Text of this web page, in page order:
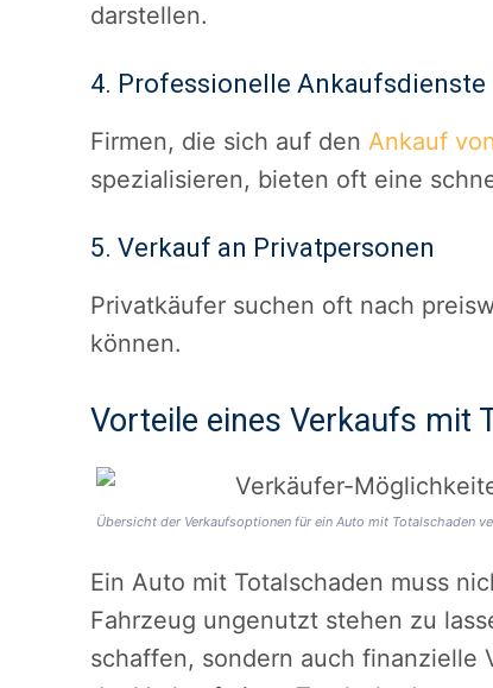
darstellen.
4. Professionelle Ankaufsdienste
Firmen, die sich auf den Ankauf
spezialisieren, bieten oft eine
5. Verkauf an Privatpersonen
Privatkäufer suchen oft nach
können.
Vorteile eines Verkaufs mit
Übersicht der Verkaufsoptionen für ein Auto mit Totalschaden
Ein Auto mit Totalschaden muss
Fahrzeug ungenutzt stehen zu
schaffen, sondern auch